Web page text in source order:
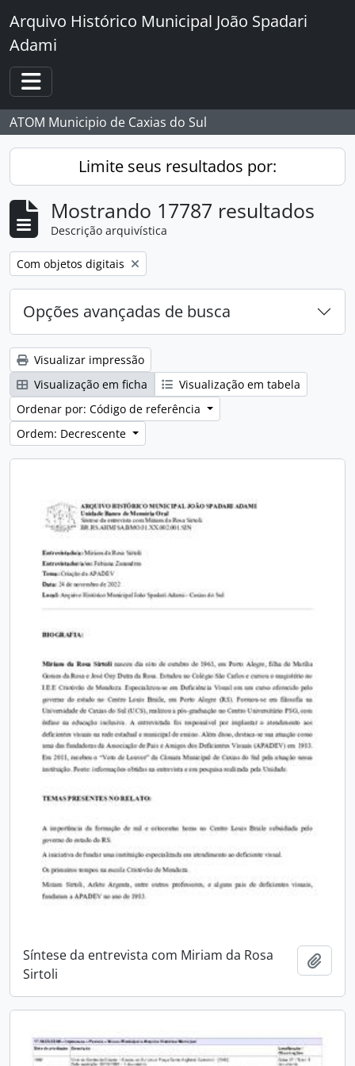
Skip to main content
Arquivo Histórico Municipal João Spadari
Adami
Toggle navigation
ATOM Municipio de Caxias do Sul
Limite seus resultados por:
Mostrando 17787 resultados
Descrição arquivística
Remover filtro:
Com objetos digitais
Opções avançadas de busca
Visualizar impressão
Visualização em ficha
Visualização em tabela
Ordenar por: Código de referência
Ordem: Decrescente
Síntese da entrevista com Miriam da Rosa
Sirtoli